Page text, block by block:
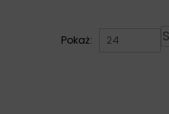
Pokaż: